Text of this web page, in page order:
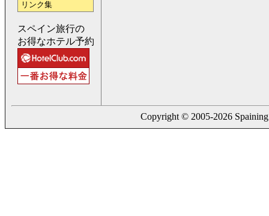
リンク集
スペイン旅行の
お得なホテル予約
Copyright © 2005-2026